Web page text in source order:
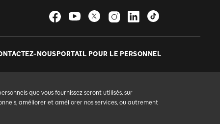
NOUS PORTAIL POUR LE PERSONNEL
que vous fournissez seront utilisés, sur
améliorer et améliorer nos services, ou autrement